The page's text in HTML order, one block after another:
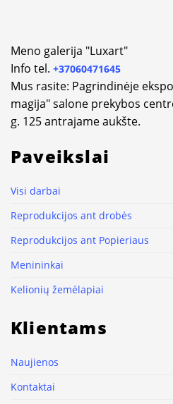
Meno galerija "Luxart"
Info tel. +37060471645
Mus rasite: Pagrindinėje
magija" salone prekybos
g. 125 antrajame aukšte.
Paveikslai
Visi darbai
Reprodukcijos ant drobės
Reprodukcijos ant Popieriaus
Menininkai
Kelionių žemėlapiai
Klientams
Naujienos
Kontaktai